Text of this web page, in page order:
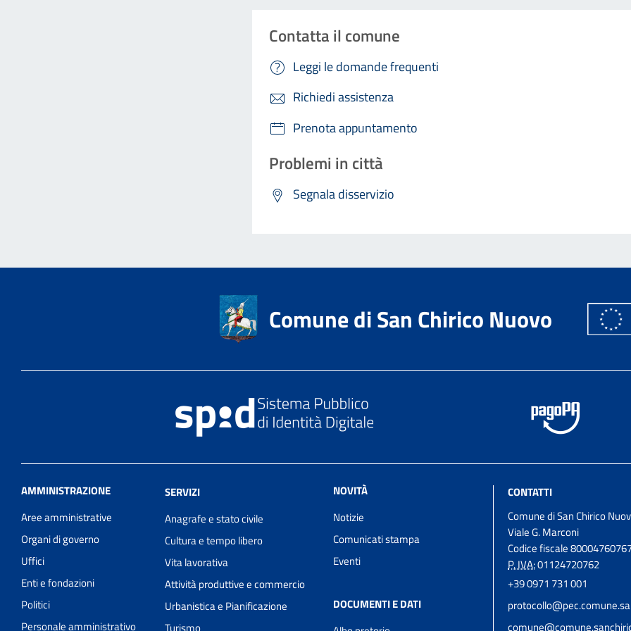
Contatta il comune
Leggi le domande frequenti
Richiedi assistenza
Prenota appuntamento
Problemi in città
Segnala disservizio
Comune di San Chirico Nuovo
AMMINISTRAZIONE
Aree amministrative
Organi di governo
Uffici
Enti e fondazioni
Politici
Personale amministrativo
SERVIZI
Anagrafe e stato civile
Cultura e tempo libero
Vita lavorativa
Attività produttive e commercio
Urbanistica e Pianificazione
Turismo
NOVITÀ
Notizie
Comunicati stampa
Eventi
DOCUMENTI E DATI
CONTATTI
Comune di San Chirico
Viale G. Marconi
Codice fiscale
P. IVA:01124720762
+39 0971 731 001